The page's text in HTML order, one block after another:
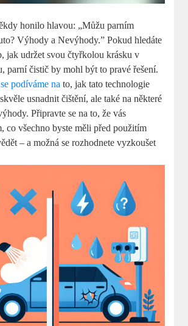
honilo hlavou: „Můžu parním
Výhody a Nevýhody.” Pokud hledáte
jak udržet svou čtyřkolou krásku v
parní čistič by mohl být to pravé řešení.
podíváme na to, jak tato technologie
usnadnit čištění, ale také na některé
Připravte se na to, že vás
co všechno byste měli před použitím
– a možná se rozhodnete vyzkoušet